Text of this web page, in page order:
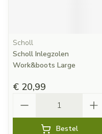
Scholl
Scholl Inlegzolen
Work&boots Large
€ 20,99
Bestel